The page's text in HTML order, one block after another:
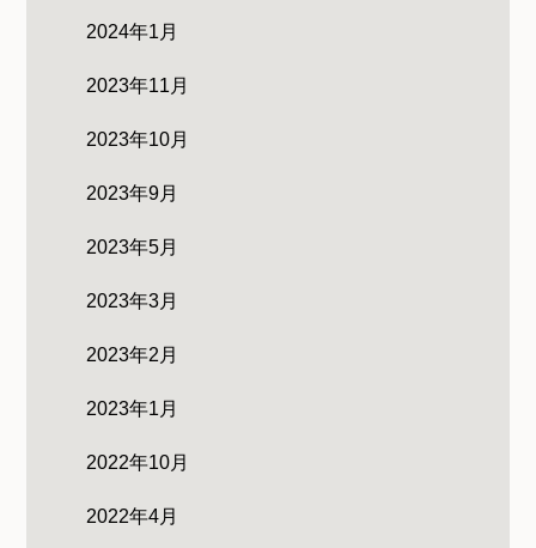
2024年1月
2023年11月
2023年10月
2023年9月
2023年5月
2023年3月
2023年2月
2023年1月
2022年10月
2022年4月